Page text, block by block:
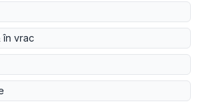
în vrac